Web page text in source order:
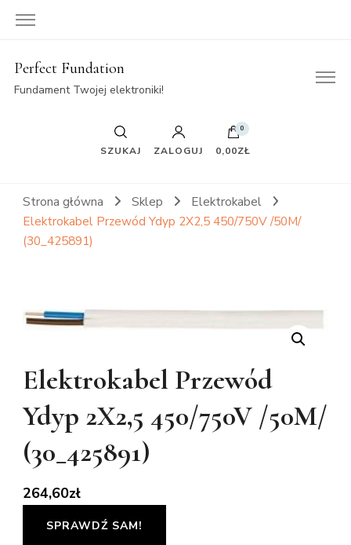
Perfect Fundation
Fundament Twojej elektroniki!
SZUKAJ ZALOGUJ
0
0,00ZŁ
Strona główna Sklep
Elektrokabel
Elektrokabel Przewód Ydyp 2X2,5 450/750V /50M/
(30_425891)
Elektrokabel Przewód
Ydyp 2X2,5 450/750V /50M/
(30_425891)
264,60zł
SPRAWDŹ SAM!